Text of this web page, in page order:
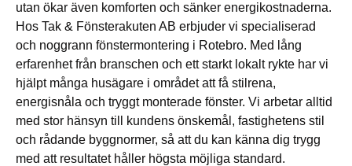
utan ökar även komforten och sänker energikostnaderna.
Hos Tak & Fönsterakuten AB erbjuder vi specialiserad
och noggrann fönstermontering i Rotebro. Med lång
erfarenhet från branschen och ett starkt lokalt rykte har vi
hjälpt många husägare i området att få stilrena,
energisnåla och tryggt monterade fönster. Vi arbetar alltid
med stor hänsyn till kundens önskemål, fastighetens stil
och rådande byggnormer, så att du kan känna dig trygg
med att resultatet håller högsta möjliga standard.